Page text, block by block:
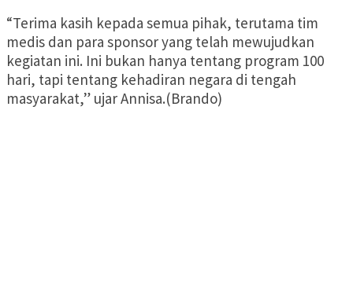
“Terima kasih kepada semua pihak, terutama tim
medis dan para sponsor yang telah mewujudkan
kegiatan ini. Ini bukan hanya tentang program 100
hari, tapi tentang kehadiran negara di tengah
masyarakat,” ujar Annisa.(Brando)